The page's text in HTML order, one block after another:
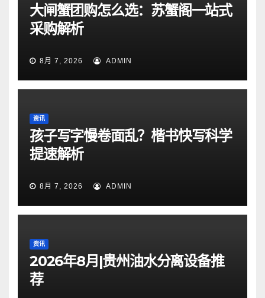
大闸蟹团购怎么选：苏蟹阁一站式
采购解析
8月 7, 2026 ADMIN
资讯
孩子写字慢卷面乱？楷书快写科学
提速解析
8月 7, 2026 ADMIN
资讯
2026年8月|贵州油水分离设备推
荐